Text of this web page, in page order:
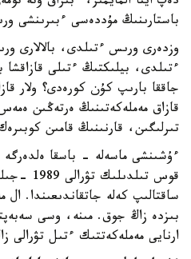
باستارىنىڭ مۇددەسى ءبىرىنشى
وزدەرى ورىس ءتىلدى، بالالارى
ءتىلدى، بيلىكتىڭ ءتىلى
جاققا بارىپ كۇن كورەدى؟ ولار
قازاق مەملەكەتىنىڭ ەرتەڭىن
تىرلىگىن، قارنىنىڭ قامىن
ءۇشىنشى ماسەلە - باسقا ەلدەرگە
قوس
ساقتالىپ كەلە جاتقاندىعىندا. ال
بىزدە زاڭ جوق. مىنە، وسى
ارنايى مەملەكەتتىك ءتىل تۋرالى